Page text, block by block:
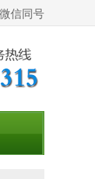
微信同号